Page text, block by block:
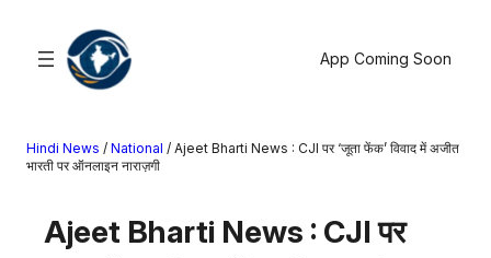
खोजें
मनोरंजन
खेल
App Coming Soon
Hindi News / National / Ajeet Bharti News : CJI पर ‘जूता फेंक’ विवाद में अजीत
भारती पर ऑनलाइन नाराज़गी
Ajeet Bharti News : CJI पर